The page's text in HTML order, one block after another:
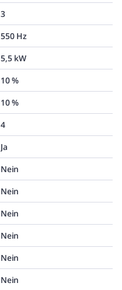
3
550 Hz
5,5 kW
10 %
10 %
4
Ja
Nein
Nein
Nein
Nein
Nein
Nein